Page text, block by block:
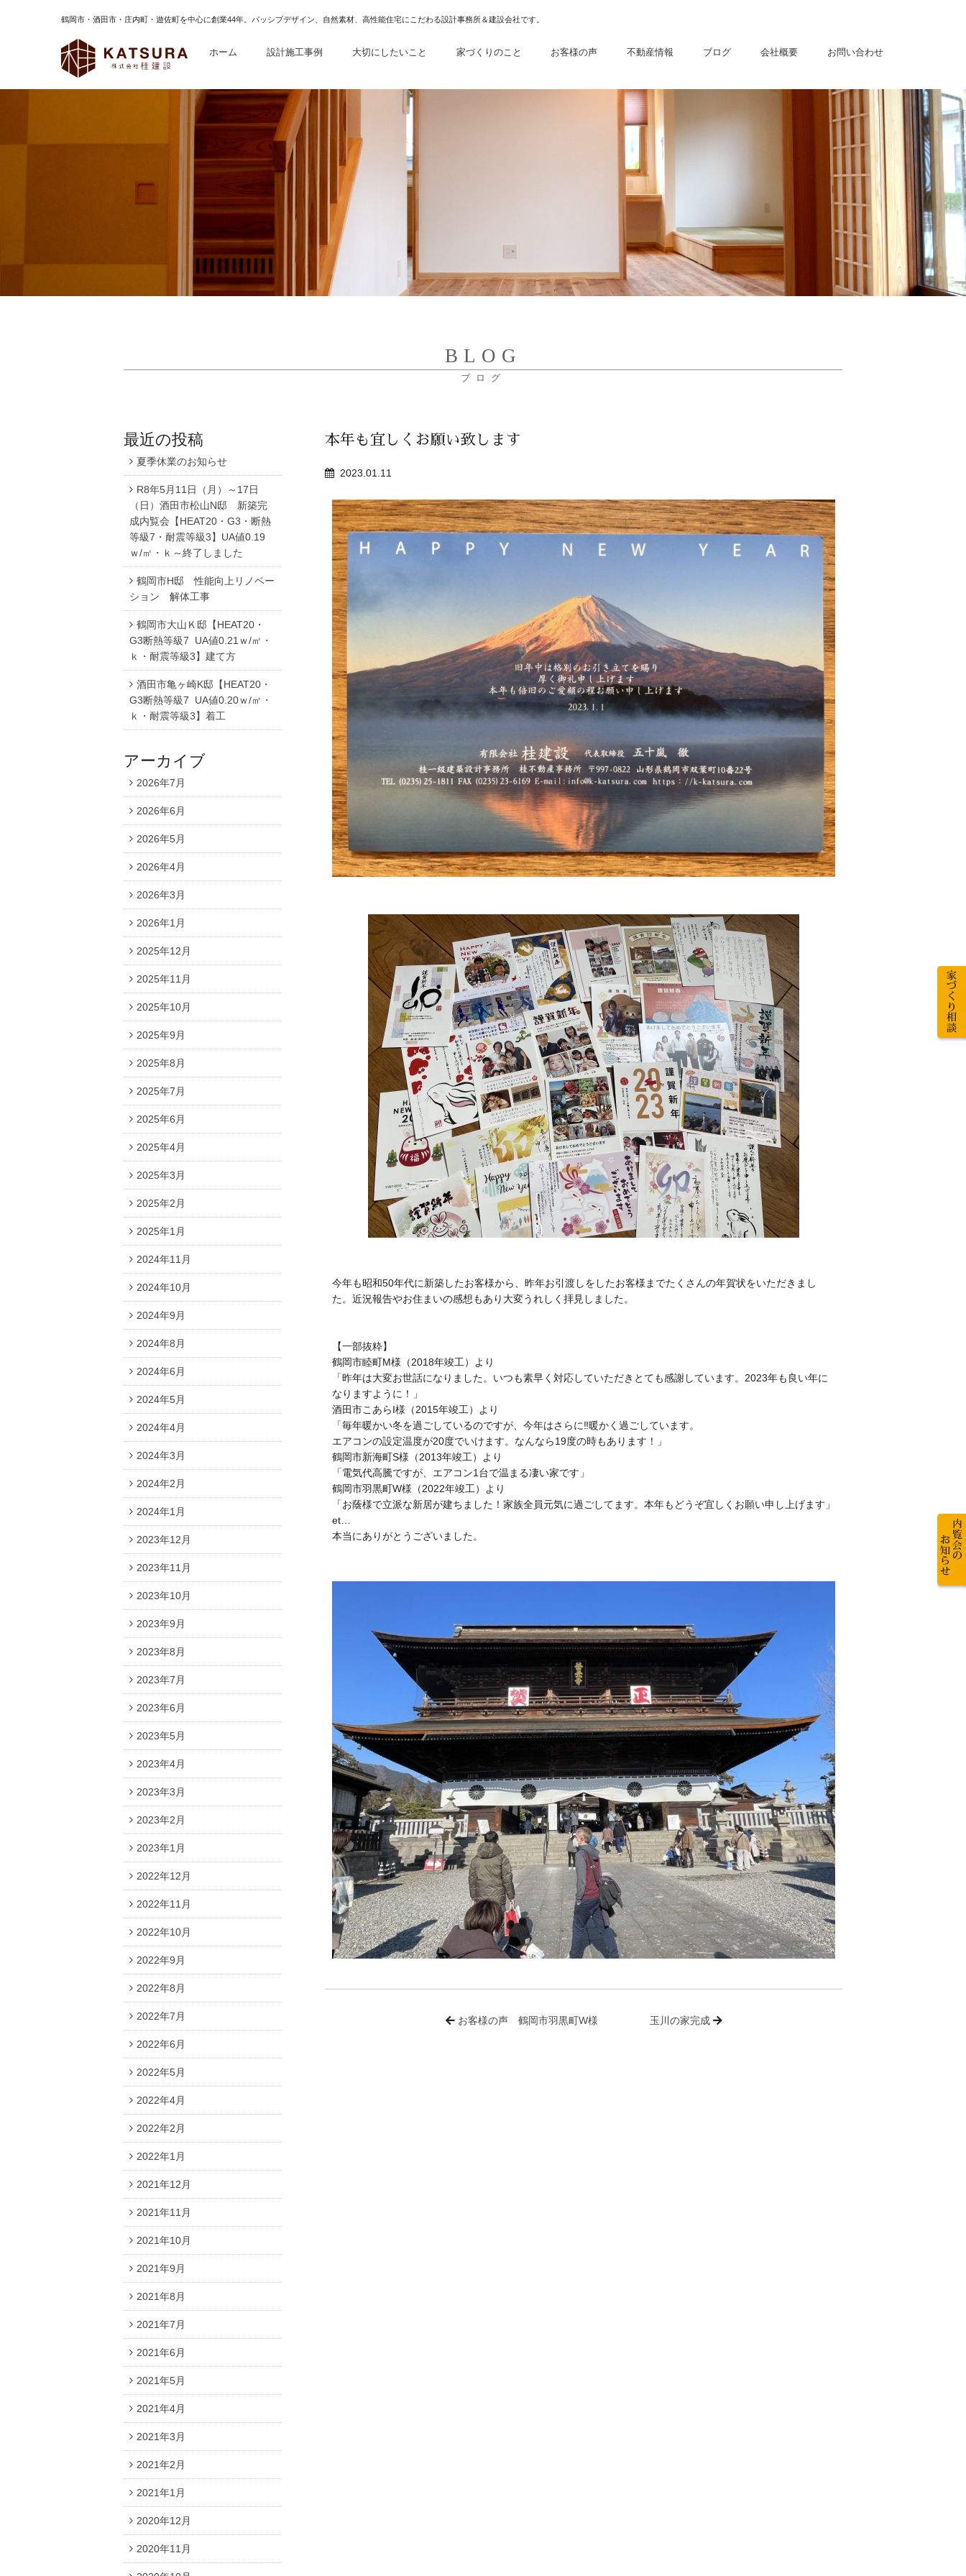
鶴岡市・酒田市・庄内町・遊佐町を中心に創業44年。パッシブデザイン、自然素材、高性能住宅にこだわる設計事務所＆建設会社です。
ホーム 設計施工事例 大切にしたいこと 家づくりのこと お客様の声 不動産情報 ブログ 会社概要 お問い合わせ
BLOG
ブログ
本年も宜しくお願い致します
2023.01.11
今年も昭和50年代に新築したお客様から、昨年お引渡しをしたお客様までたくさんの年賀状をいただきまし
た。近況報告やお住まいの感想もあり大変うれしく拝見しました。
【一部抜粋】
鶴岡市睦町M様（2018年竣工）より
「昨年は大変お世話になりました。いつも素早く対応していただきとても感謝しています。2023年も良い年に
なりますように！」
酒田市こあらI様（2015年竣工）より
「毎年暖かい冬を過ごしているのですが、今年はさらに‼暖かく過ごしています。
エアコンの設定温度が20度でいけます。なんなら19度の時もあります！」
鶴岡市新海町S様（2013年竣工）より
「電気代高騰ですが、エアコン1台で温まる凄い家です」
鶴岡市羽黒町W様（2022年竣工）より
「お蔭様で立派な新居が建ちました！家族全員元気に過ごしてます。本年もどうぞ宜しくお願い申し上げます」
et…
本当にありがとうございました。
お客様の声 鶴岡市羽黒町W様 玉川の家完成
最近の投稿
夏季休業のお知らせ
R8年5月11日（月）～17日
（日）酒田市松山N邸 新築完
成内覧会【HEAT20・G3・断熱
等級7・耐震等級3】UA値0.19
ｗ/㎡・ｋ～終了しました
鶴岡市H邸 性能向上リノベー
ション 解体工事
鶴岡市大山Ｋ邸【HEAT20・
G3断熱等級7 UA値0.21ｗ/㎡・
ｋ・耐震等級3】建て方
酒田市亀ヶ崎K邸【HEAT20・
G3断熱等級7 UA値0.20ｗ/㎡・
ｋ・耐震等級3】着工
アーカイブ
2026年7月
2026年6月
2026年5月
2026年4月
2026年3月
2026年1月
2025年12月
2025年11月
2025年10月
2025年9月
2025年8月
2025年7月
2025年6月
2025年4月
2025年3月
2025年2月
2025年1月
2024年11月
2024年10月
2024年9月
2024年8月
2024年6月
2024年5月
2024年4月
2024年3月
2024年2月
2024年1月
2023年12月
2023年11月
2023年10月
2023年9月
2023年8月
2023年7月
2023年6月
2023年5月
2023年4月
2023年3月
2023年2月
2023年1月
2022年12月
2022年11月
2022年10月
2022年9月
2022年8月
2022年7月
2022年6月
2022年5月
2022年4月
2022年2月
2022年1月
2021年12月
2021年11月
2021年10月
2021年9月
2021年8月
2021年7月
2021年6月
2021年5月
2021年4月
2021年3月
2021年2月
2021年1月
2020年12月
2020年11月